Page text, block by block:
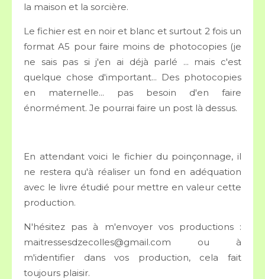
la maison et la sorcière.
Le fichier est en noir et blanc et surtout 2 fois un
format A5 pour faire moins de photocopies (je
ne sais pas si j'en ai déjà parlé ... mais c'est
quelque chose d'important... Des photocopies
en maternelle... pas besoin d'en faire
énormément. Je pourrai faire un post là dessus.
En attendant voici le fichier du poinçonnage, il
ne restera qu'à réaliser un fond en adéquation
avec le livre étudié pour mettre en valeur cette
production.
N'hésitez pas à m'envoyer vos productions :
maitressesdzecolles@gmail.com ou à
m'identifier dans vos production, cela fait
toujours plaisir.